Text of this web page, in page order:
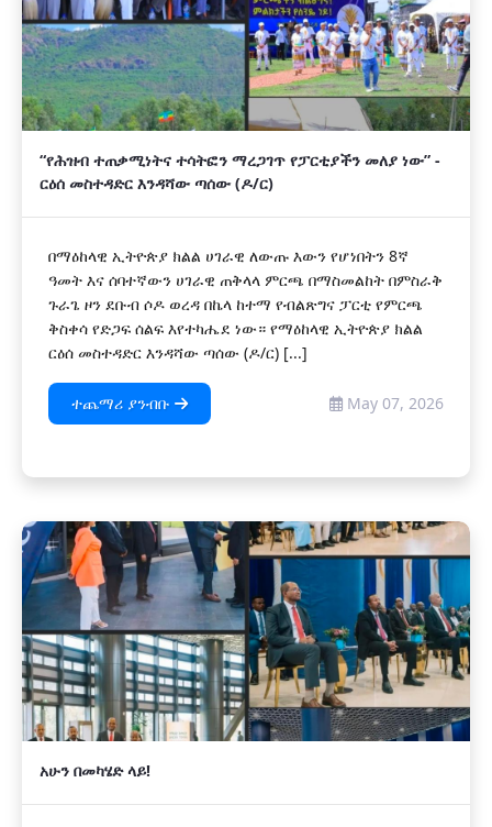
“የሕዝብ ተጠቃሚነትና ተሳትፎን ማረጋገጥ የፓርቲያችን መለያ ነው” -
ርዕሰ መስተዳድር እንዳሻው ጣሰው (ዶ/ር)
በማዕከላዊ ኢትዮጵያ ክልል ሀገራዊ ለውጡ እውን የሆነበትን 8ኛ
ዓመት እና ሰባተኛውን ሀገራዊ ጠቅላላ ምርጫ በማስመልከት በምስራቅ
ጉራጌ ዞን ደቡብ ሶዶ ወረዳ በኬላ ከተማ የብልጽግና ፓርቲ የምርጫ
ቅስቀሳ የድጋፍ ሰልፍ እየተካሔደ ነው። የማዕከላዊ ኢትዮጵያ ክልል
ርዕሰ መስተዳድር እንዳሻው ጣሰው (ዶ/ር) [...]
ተጨማሪ ያንብቡ May 07, 2026
አሁን በመካሄድ ላይ!